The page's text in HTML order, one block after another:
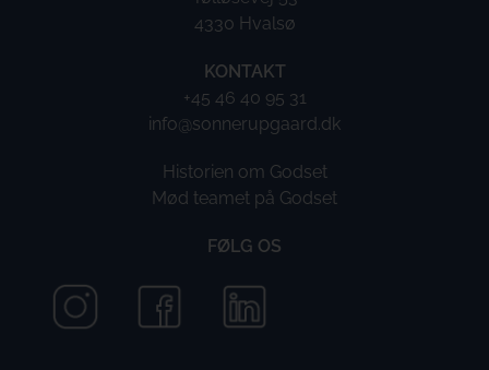
4330 Hvalsø
KONTAKT
+45 46 40 95 31
info@sonnerupgaard.dk
Historien om Godset
Mød teamet på Godset
FØLG OS